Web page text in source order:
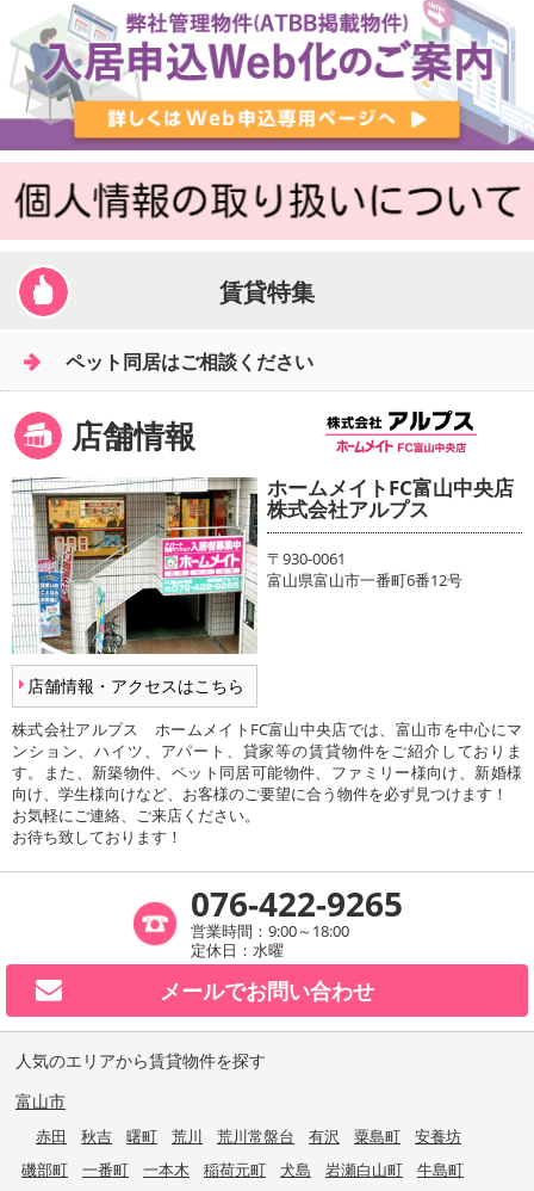
賃貸特集
ペット同居はご相談ください
店舗情報
店舗情報・アクセスはこちら
ホームメイトFC富山中央店
株式会社アルプス
〒930-0061
富山県富山市一番町6番12号
株式会社アルプス ホームメイトFC富山中央店では、富山市を中心にマ
ンション、ハイツ、アパート、貸家等の賃貸物件をご紹介しておりま
す。また、新築物件、ペット同居可能物件、ファミリー様向け、新婚様
向け、学生様向けなど、お客様のご要望に合う物件を必ず見つけます！
お気軽にご連絡、ご来店ください。
お待ち致しております！
076-422-9265
営業時間：9:00～18:00
定休日：水曜
メールでお問い合わせ
人気のエリアから賃貸物件を探す
富山市
赤田 秋吉 曙町 荒川 荒川常盤台 有沢 粟島町
安養坊
磯部町
一番町 一本木 稲荷元町 犬島 岩瀬白山町
牛島町